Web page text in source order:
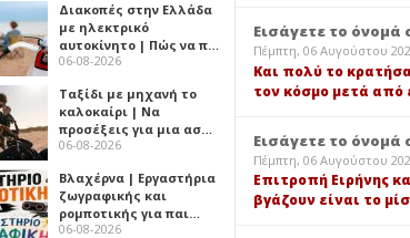
Διακοπές στην Ελλάδα
με ηλεκτρικό
αυτοκίνητο | Πώς να π…
06-08-2026
Ταξίδι με μηχανή το
καλοκαίρι | Να
προσέξεις για μια ασ…
06-08-2026
Βλαχέρνα | Εργαστήρια
ζωγραφικής και
ρομποτικής για παι…
06-08-2026
Εισάγετε το όνομά
Πέμπτη, 06 Αυγούστου
Και πολύ το
τον κόσμο μετά από
Εισάγετε το όνομά
Πέμπτη, 06 Αυγούστου
Επιτροπή Ειρήνης
βγάζουν είναι το